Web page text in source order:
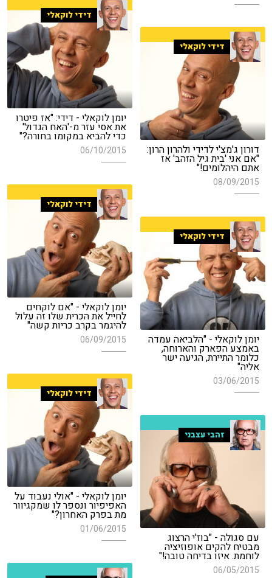
דידי לוקאלי
יומן לוקאלי - דידי: "אז פיטרו
את אסי עזר מ-'האח הגדול'
כדי להביא במקומו בחורה?"
06/10/2015
דידי לוקאלי
דורון ג'מצ'י לדידי ולהרון הרון:
"אם אני 'בית גיל הזהב' אז
אתם היהלומים!"
08/09/2015
דידי לוקאלי
יומן לוקאלי - "אם לוקחים
לחייל את הכרית שלו זה עלול
להיגמר בקרב כריות קשה"
06/09/2015
דידי לוקאלי
יומן לוקאלי - "הלביאה עמדה
באמצע הפארק והארוחה,
כלומר התיירת, הגיעה ישר
אליה"
03/06/2015
דידי לוקאלי
יומן לוקאלי - "אולי נעבוד על
האפיפיור ונספר לו שמקגיוור
מת בפרק האחרון?"
01/06/2015
זהבי עצבני
עם סגולה - "בוז'י הרצוג
מבטיח להקים אופוזיציה
לוחמת. איזו בדיחה טובה!"
06/05/2015